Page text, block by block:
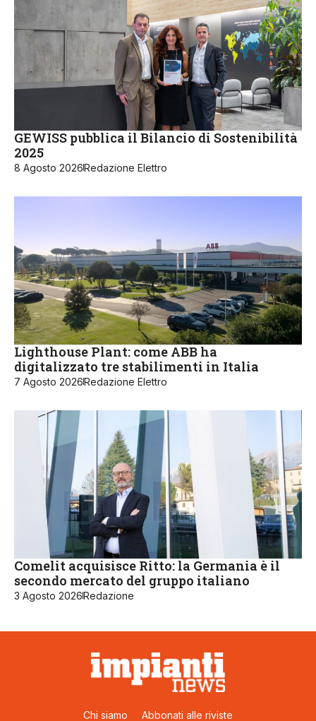
GEWISS pubblica il Bilancio di Sostenibilità
2025
8 Agosto 2026Redazione Elettro
Lighthouse Plant: come ABB ha
digitalizzato tre stabilimenti in Italia
7 Agosto 2026Redazione Elettro
Comelit acquisisce Ritto: la Germania è il
secondo mercato del gruppo italiano
3 Agosto 2026Redazione
Chi siamo Abbonati alle riviste